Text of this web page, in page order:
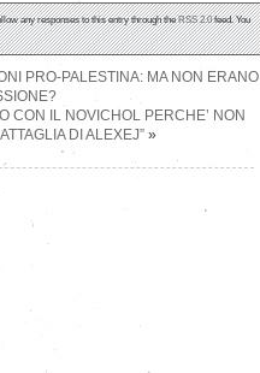
any responses to this entry through theRSS 2.0feed. You
PRO-PALESTINA: MA NON ERANO
CON IL NOVICHOL PERCHE’ NON
DI ALEXEJ”»